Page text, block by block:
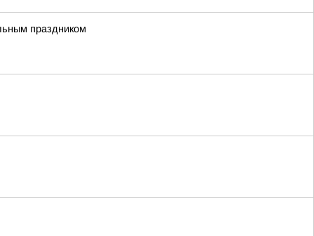
праздником